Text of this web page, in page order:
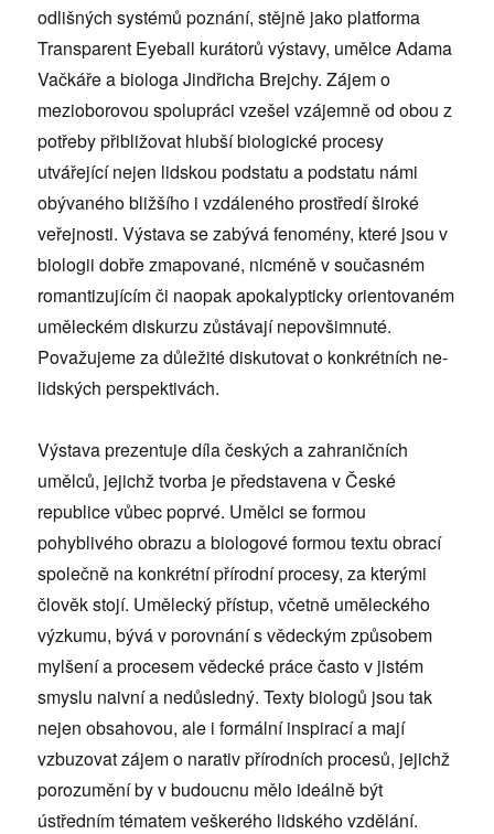
odlišných systémů poznání, stějně jako platforma
Transparent Eyeball kurátorů výstavy, umělce Adama
Vačkáře a biologa Jindřicha Brejchy. Zájem o
mezioborovou spolupráci vzešel vzájemně od obou z
potřeby přibližovat hlubší biologické procesy
utvářející nejen lidskou podstatu a podstatu námi
obývaného bližšího i vzdáleného prostředí široké
veřejnosti. Výstava se zabývá fenomény, které jsou v
biologii dobře zmapované, nicméně v současném
romantizujícím či naopak apokalypticky orientovaném
uměleckém diskurzu zůstávají nepovšimnuté.
Považujeme za důležité diskutovat o konkrétních ne-
lidských perspektivách.
Výstava prezentuje díla českých a zahraničních
umělců, jejichž tvorba je představena v České
republice vůbec poprvé. Umělci se formou
pohyblivého obrazu a biologové formou textu obrací
společně na konkrétní přírodní procesy, za kterými
člověk stojí. Umělecký přístup, včetně uměleckého
výzkumu, bývá v porovnání s vědeckým způsobem
mylšení a procesem vědecké práce často v jistém
smyslu naivní a nedůsledný. Texty biologů jsou tak
nejen obsahovou, ale i formální inspirací a mají
vzbuzovat zájem o narativ přírodních procesů, jejichž
porozumění by v budoucnu mělo ideálně být
ústředním tématem veškerého lidského vzdělání.